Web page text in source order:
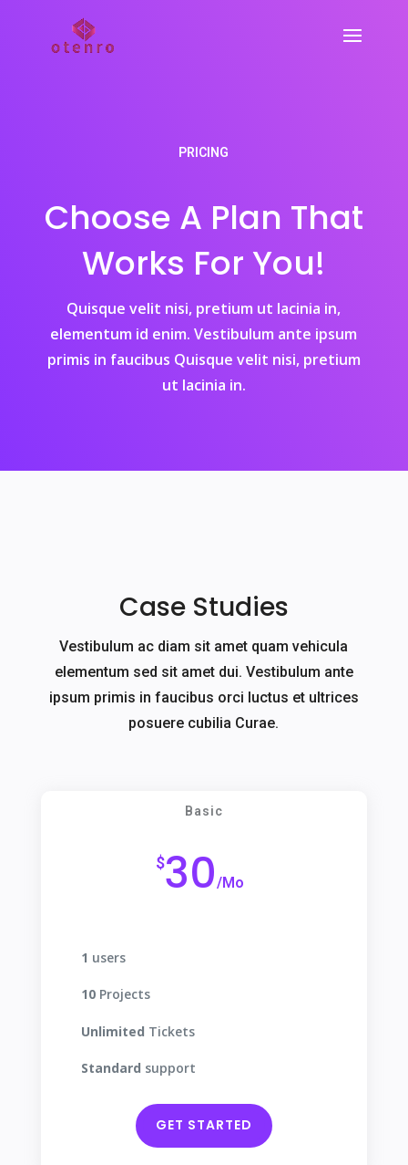
PRICING
Choose A Plan That
Works For You!
Quisque velit nisi, pretium ut lacinia in,
elementum id enim. Vestibulum ante ipsum
primis in faucibus Quisque velit nisi, pretium
ut lacinia in.
Case Studies
Vestibulum ac diam sit amet quam vehicula
elementum sed sit amet dui. Vestibulum ante
ipsum primis in faucibus orci luctus et ultrices
posuere cubilia Curae.
Basic
$30/Mo
1 users
10Projects
Unlimited Tickets
Standard support
GET STARTED